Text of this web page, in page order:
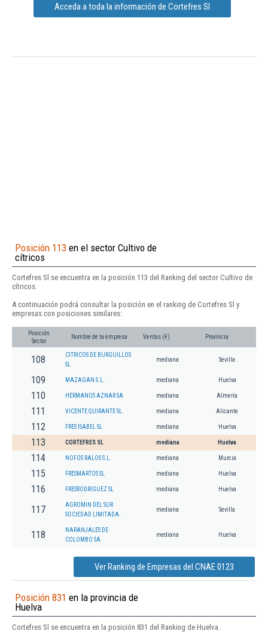
Acceda a toda la información de Cortefres Sl
Posición 113 en el sector Cultivo de
cítricos
Cortefres Sl se encuentra en la posición 113 del Ranking del sector Cultivo de
cítricos.
A continuación podrá consultar la posición en el ranking de Cortefres Sl y
empresas con posiciones similares:
Posición
Sector
Nombre de la empresa Ventas (€) Provincia
108
CITRICOS DE BURGUILLOS
SL
mediana Sevilla
109 MAZAGAN S.L. mediana Huelva
110 HERMANOS AZNAR SA mediana Almería
111 VICENTE QUIRANTE SL. mediana Alicante
112 FRES ISABEL SL mediana Huelva
113 CORTEFRES SL mediana Huelva
114 NOFOS RALOS S.L. mediana Murcia
115 FRESMARTOS SL mediana Huelva
116 FRESRODRIGUEZ SL mediana Huelva
117
AGROMIN DEL SUR
SOCIEDAD LIMITADA.
mediana Sevilla
118
NARANJALES DE
COLOMBO SA
mediana Huelva
Ver Ranking de Empresas del CNAE 0123
Posición 831 en la provincia de
Huelva
Cortefres Sl se encuentra en la posición 831 del Ranking de Huelva.